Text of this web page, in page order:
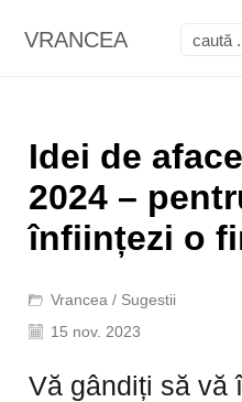
VRANCEA
Idei de
2024 –
înființezi o
Vrancea / Sugestii
15 nov. 2023
Vă gândiți să vă